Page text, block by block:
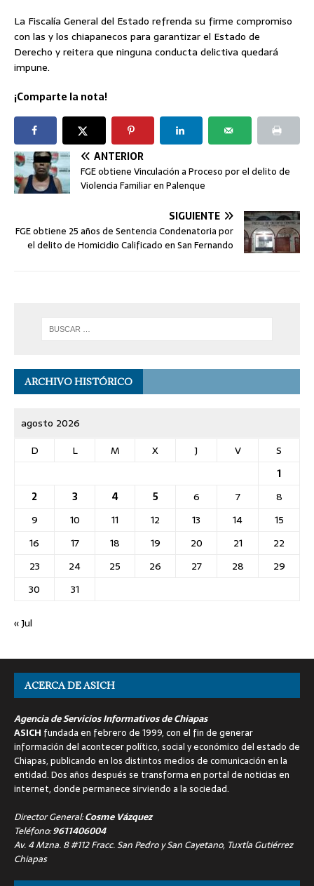
La Fiscalía General del Estado refrenda su firme compromiso
con las y los chiapanecos para garantizar el Estado de
Derecho y reitera que ninguna conducta delictiva quedará
impune.
¡Comparte la nota!
ANTERIOR
FGE obtiene Vinculación a Proceso por el delito de
Violencia Familiar en Palenque
SIGUIENTE
FGE obtiene 25 años de Sentencia Condenatoria por
el delito de Homicidio Calificado en San Fernando
ARCHIVO HISTÓRICO
agosto 2026
D
L M X J V
S
1
2
3 4 5 6 7
8
9
10 11 12 13 14
15
16
17 18 19 20 21
22
23
24 25 26 27 28
29
30
31
« Jul
ACERCA DE ASICH
Agencia de Servicios Informativos de Chiapas
ASICH fundada en febrero de 1999, con el fin de generar
información del acontecer político, social y económico del estado de
Chiapas, publicando en los distintos medios de comunicación en la
entidad. Dos años después se transforma en portal de noticias en
internet, donde permanece sirviendo a la sociedad.
Director General:Cosme Vázquez
Teléfono:9611406004
Av. 4 Mzna. 8 #112 Fracc. San Pedro y San Cayetano, Tuxtla Gutiérrez
Chiapas